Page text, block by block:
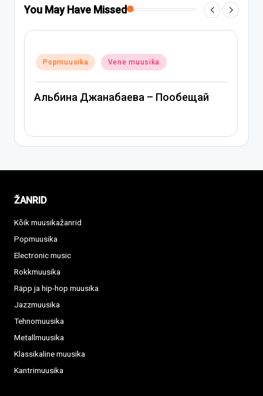
You May Have Missed
in
Popmuusika
Митя Фомин и Альбина
Спасибо, сердце
ŽANRID
Kõik muusikažanrid
Popmuusika
Electronic music
Rokkmuusika
Räpp ja hip-hop muusika
Jazzmuusika
Tehnomuusika
Metallmuusika
Klassikaline muusika
Kantrimuusika